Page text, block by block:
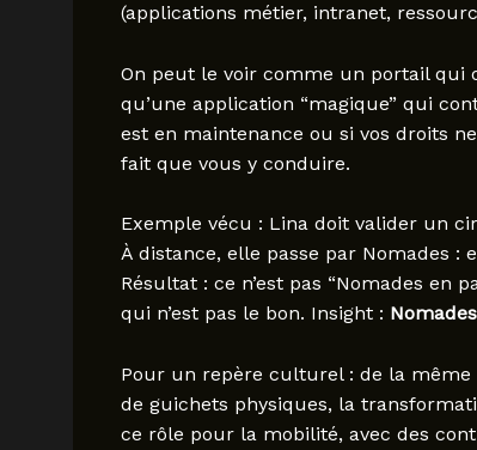
(applications métier, intranet,
On peut le voir comme un portail qui
qu’une application “magique” qui
est en maintenance ou si vos droits
fait que vous y conduire.
Exemple vécu : Lina doit valider un
À distance, elle passe par Nomades :
Résultat : ce n’est pas “Nomades en
qui n’est pas le bon. Insight :
Pour un repère culturel : de la
de guichets physiques, la
ce rôle pour la mobilité, avec des